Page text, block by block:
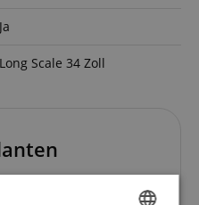
Ja
Long Scale 34 Zoll